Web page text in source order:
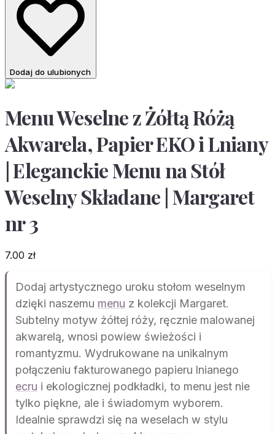
Dodaj do ulubionych
Menu Weselne z Żółtą Różą
Akwarela, Papier EKO i Lniany
| Eleganckie Menu na Stół
Weselny Składane | Margaret
nr 3
7.00 zł
Dodaj artystycznego uroku stołom weselnym
dzięki naszemu menu z kolekcji Margaret.
Subtelny motyw żółtej róży, ręcznie malowanej
akwarelą, wnosi powiew świeżości i
romantyzmu. Wydrukowane na unikalnym
połączeniu fakturowanego papieru lnianego
ecru i ekologicznej podkładki, to menu jest nie
tylko piękne, ale i świadomym wyborem.
Idealnie sprawdzi się na weselach w stylu